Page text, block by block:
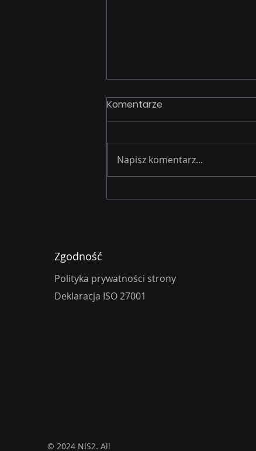
Tykająca Bomba w Twojej
Komentarze
Napisz komentarz...
Zgodność
Polityka prywatności strony
Deklaracja ISO 27001
© 2024 NIS2. All